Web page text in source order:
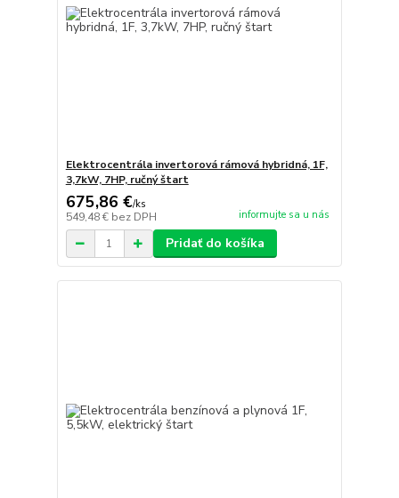
Elektrocentrála invertorová rámová hybridná, 1F,
3,7kW, 7HP, ručný štart
675,86 €/ks
549,48 € bez DPH informujte sa u nás
Pridať do košíka